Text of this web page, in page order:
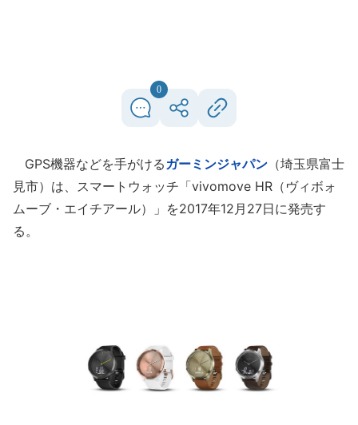
0
GPS機器などを手がけるガーミンジャパン （埼玉県富士
見市）は、スマートウォッチ「vivomove HR（ヴィボォ
ムーブ・エイチアール）」を2017年12月27日に発売す
る。